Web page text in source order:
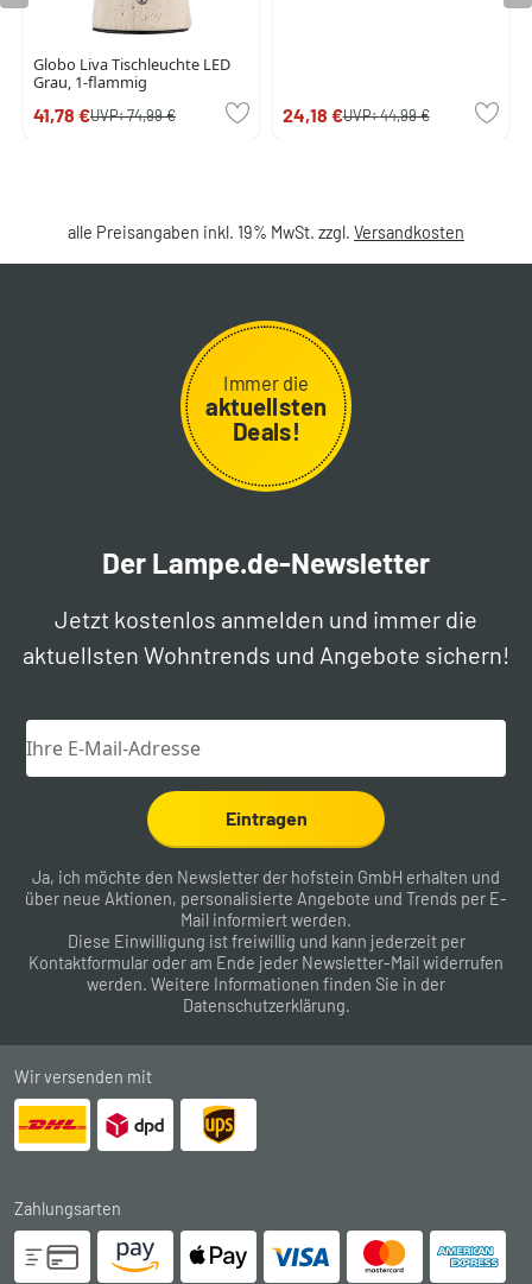
Globo Liva Tischleuchte LED
Grau, 1-flammig
41,78 €UVP:74,99 € 24,18 €UVP:44,99 €
alle Preisangaben inkl. 19% MwSt. zzgl. Versandkosten
Immer die
aktuellsten
Deals!
Der Lampe.de-Newsletter
Jetzt kostenlos anmelden und immer die
aktuellsten Wohntrends und Angebote sichern!
Eintragen
Ja, ich möchte den Newsletter der hofstein GmbH erhalten und
über neue Aktionen, personalisierte Angebote und Trends per E-
Mail informiert werden.
Diese Einwilligung ist freiwillig und kann jederzeit per
Kontaktformular oder am Ende jeder Newsletter-Mail widerrufen
werden. Weitere Informationen finden Sie in der
Datenschutzerklärung.
Wir versenden mit
Zahlungsarten